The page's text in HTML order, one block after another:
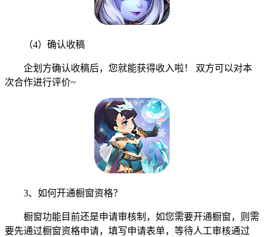
（4）确认收稿
企划方确认收稿后，您就能获得收入啦！ 双方可以对本
次合作进行评价~
3、如何开通橱窗资格？
橱窗功能目前还是申请审核制，如您需要开通橱窗，则需
要先通过橱窗资格申请，填写申请表单，等待人工审核通过